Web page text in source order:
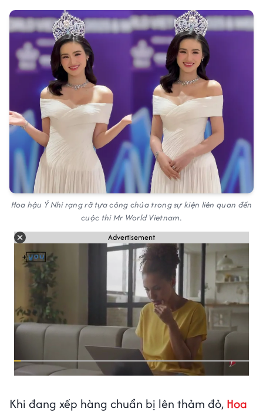
Hoa hậu Ý Nhi rạng rỡ tựa công chúa trong sự kiện liên quan đến
cuộc thi Mr World Vietnam.
Advertisement
Khi đang xếp hàng chuẩn bị lên thảm đỏ, Hoa